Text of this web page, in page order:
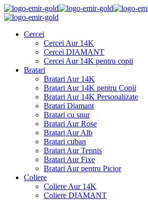
Cercei
Cercei Aur 14K
Cercei DIAMANT
Cercei Aur 14K pentru copii
Bratari
Bratari Aur 14K
Bratari Aur 14K pentru Copii
Bratari Aur 14K Personalizate
Bratari Diamant
Bratari cu snur
Bratari Aur Rose
Bratari Aur Alb
Bratari cuban
Bratari Aur Tennis
Bratari Aur Fixe
Bratari Aur pentru Picior
Coliere
Coliere Aur 14K
Coliere DIAMANT